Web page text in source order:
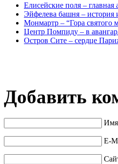
Елисейские поля – главная
Эйфелева башня – история
Монмартр – “Гора святого
Центр Помпиду – в
Остров Сите – сердце
Добавить
Имя
E-